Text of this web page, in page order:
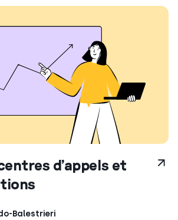
d’appels et
Balestrieri